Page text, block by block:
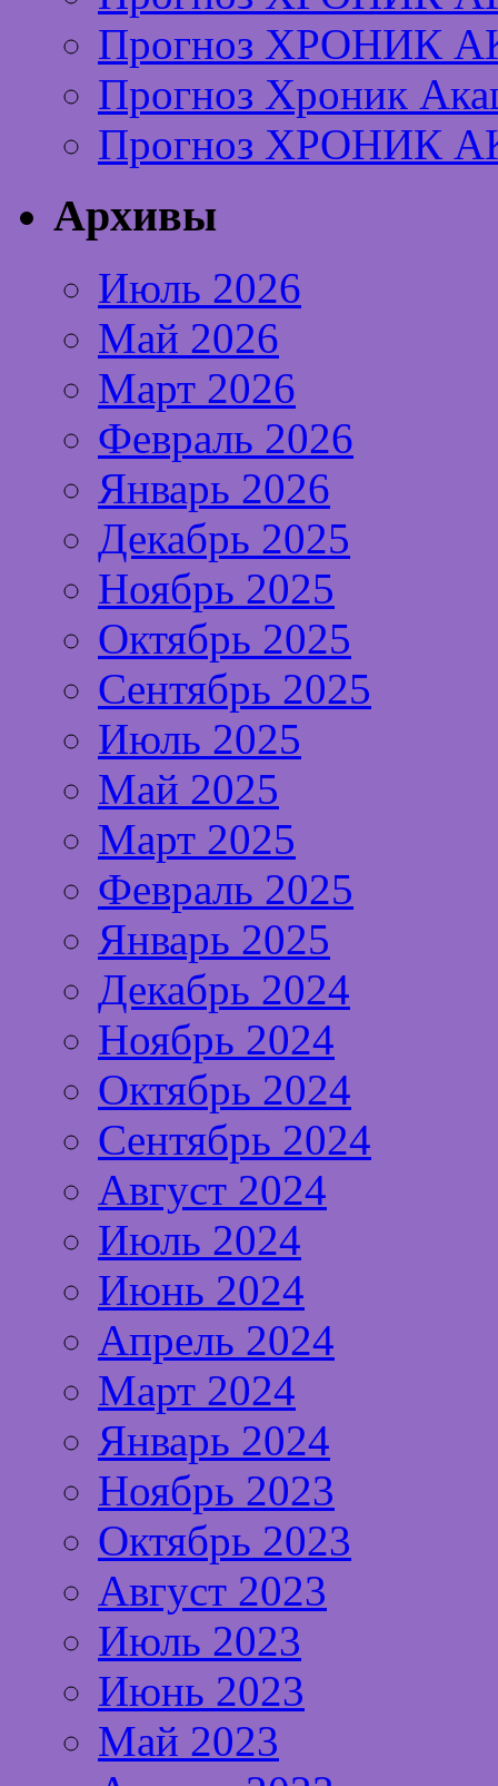
Прогноз ХРОНИК
Прогноз Хроник
Прогноз ХРОНИК
Архивы
Июль 2026
Май 2026
Март 2026
Февраль 2026
Январь 2026
Декабрь 2025
Ноябрь 2025
Октябрь 2025
Сентябрь 2025
Июль 2025
Май 2025
Март 2025
Февраль 2025
Январь 2025
Декабрь 2024
Ноябрь 2024
Октябрь 2024
Сентябрь 2024
Август 2024
Июль 2024
Июнь 2024
Апрель 2024
Март 2024
Январь 2024
Ноябрь 2023
Октябрь 2023
Август 2023
Июль 2023
Июнь 2023
Май 2023